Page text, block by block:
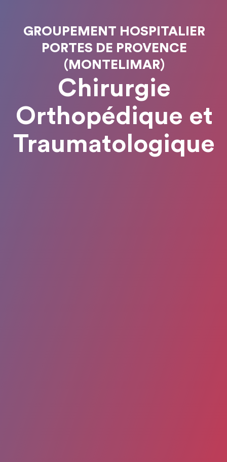
GROUPEMENT HOSPITALIER
PORTES DE PROVENCE
(MONTELIMAR)
Chirurgie
Orthopédique et
Traumatologique